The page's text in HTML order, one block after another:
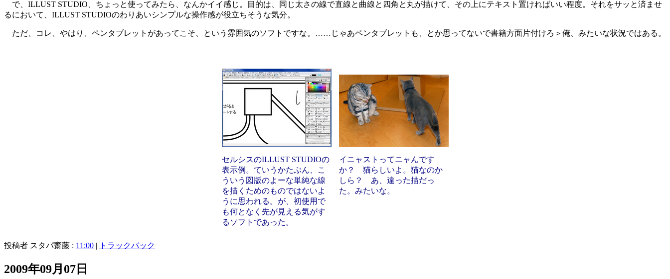
で、ILLUST STUDIO、ちょっと使ってみたら、なんかイイ感じ。目的は、同じ太さの線で直線と曲線と四角と丸が描けて、その上にテキスト置ければいい程度。それをサッと済ませ
るにおいて、ILLUST STUDIOのわりあいシンプルな操作感が役立ちそうな気分。
ただ、コレ、やはり、ペンタブレットがあってこそ、という雰囲気のソフトですな。……じゃあペンタブレットも、とか思ってないで書籍方面片付けろ＞俺、みたいな状況ではある。
セルシスのILLUST STUDIOの
表示例。ていうかたぶん、こ
ういう図版のよーな単純な線
を描くためのものではないよ
うに思われる。が、初使用で
も何となく先が見える気がす
るソフトであった。
イニャストってニャんです
か？ 猫らしいよ。猫なのか
しら？ あ、違った描だっ
た。みたいな。
投稿者 スタパ齋藤 : 11:00 | トラックバック
2009年09月07日